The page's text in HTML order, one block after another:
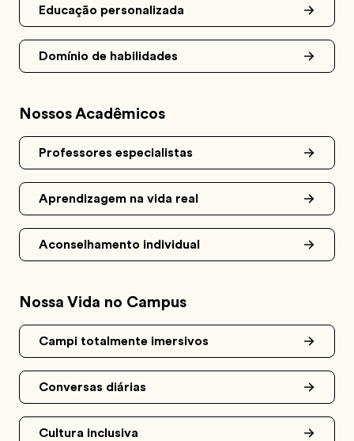
Educação personalizada
Domínio de habilidades
Nossos Acadêmicos
Professores especialistas
Aprendizagem na vida real
Aconselhamento individual
Nossa Vida no Campus
Campi totalmente imersivos
Conversas diárias
Cultura inclusiva